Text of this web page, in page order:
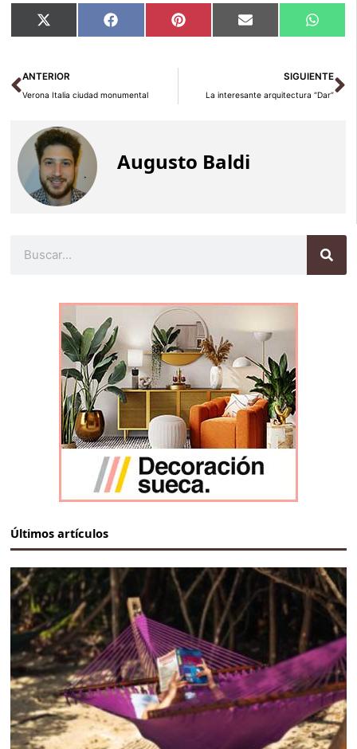
Compartir
en
X
(Twitter)
Compartir
en
Facebook Compartir
en
Pinterest Compartir
en
Email
en
Ant
ANTERIOR
Verona Italia ciudad monumental
SIGUIENTE
La interesante arquitectura “Dar”
Augusto Baldi
Últimos artículos